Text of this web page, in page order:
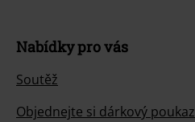
Nabídky pro vás
Soutěž
Objednejte si dárkový poukaz